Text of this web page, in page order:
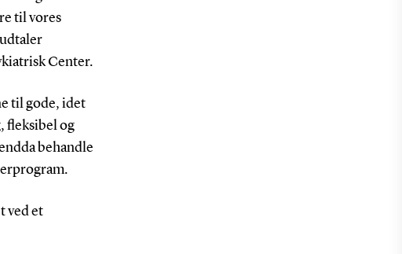
til vores
Center.
til gode, idet
fleksibel og
behandle
ved et